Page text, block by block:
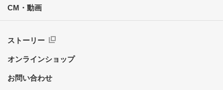
CM・動画
ストーリー
オンラインショップ
お問い合わせ